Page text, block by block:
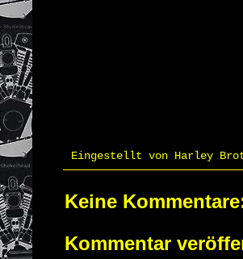
Eingestellt von Harley
Keine
Kommentar